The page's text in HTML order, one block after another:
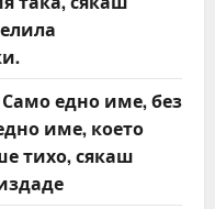
едно име, без
име, което
тихо, сякаш